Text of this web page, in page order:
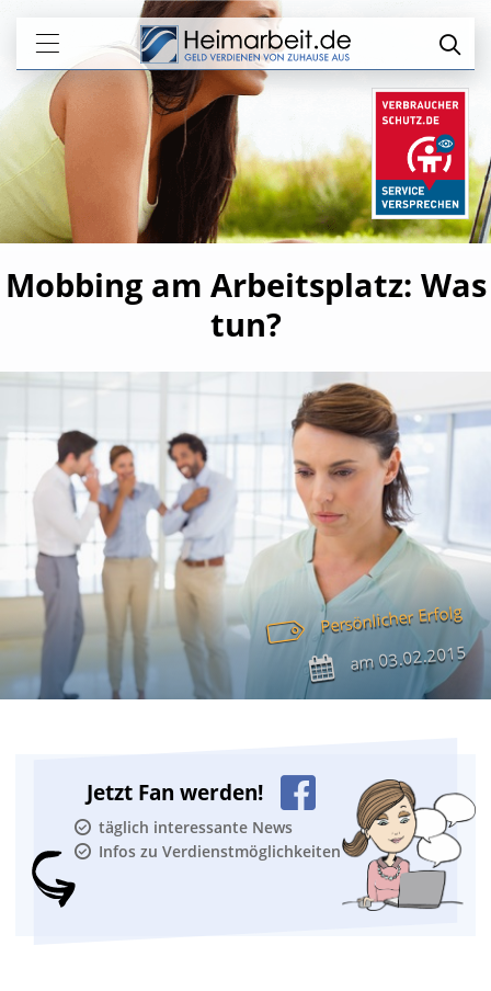
Mobbing am Arbeitsplatz: Was
tun?
Persönlicher Erfolg
am03.02.2015
Jetzt Fan werden!
täglich interessante News
Infos zu Verdienstmöglichkeiten